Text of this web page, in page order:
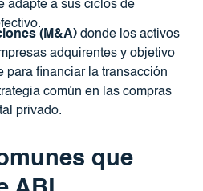
adapte a sus ciclos de
(M&A)donde los activos
adquirentes y objetivo
para financiar la transacción
común en las compras
privado.
que